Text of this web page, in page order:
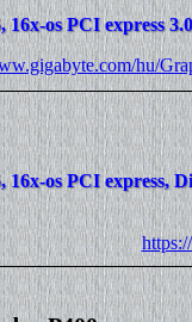
16x-os PCI express
hu/
16x-os PCI express,